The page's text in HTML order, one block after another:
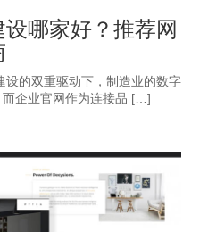
哪家好？推荐网
设的双重驱动下，制造业的数字
而企业官网作为连接品 […]